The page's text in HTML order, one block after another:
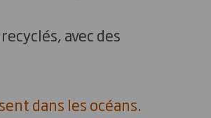
avec des
dans les océans.